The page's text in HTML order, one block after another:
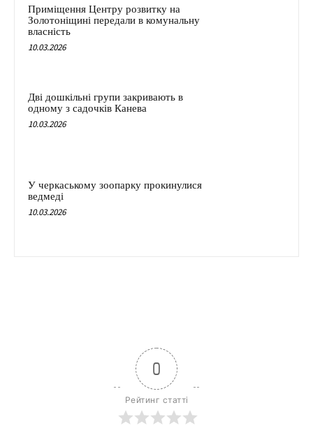
Приміщення Центру розвитку на
Золотоніщині передали в комунальну
власність
10.03.2026
Дві дошкільні групи закривають в
одному з садочків Канева
10.03.2026
У черкаському зоопарку прокинулися
ведмеді
10.03.2026
0
Рейтинг статті